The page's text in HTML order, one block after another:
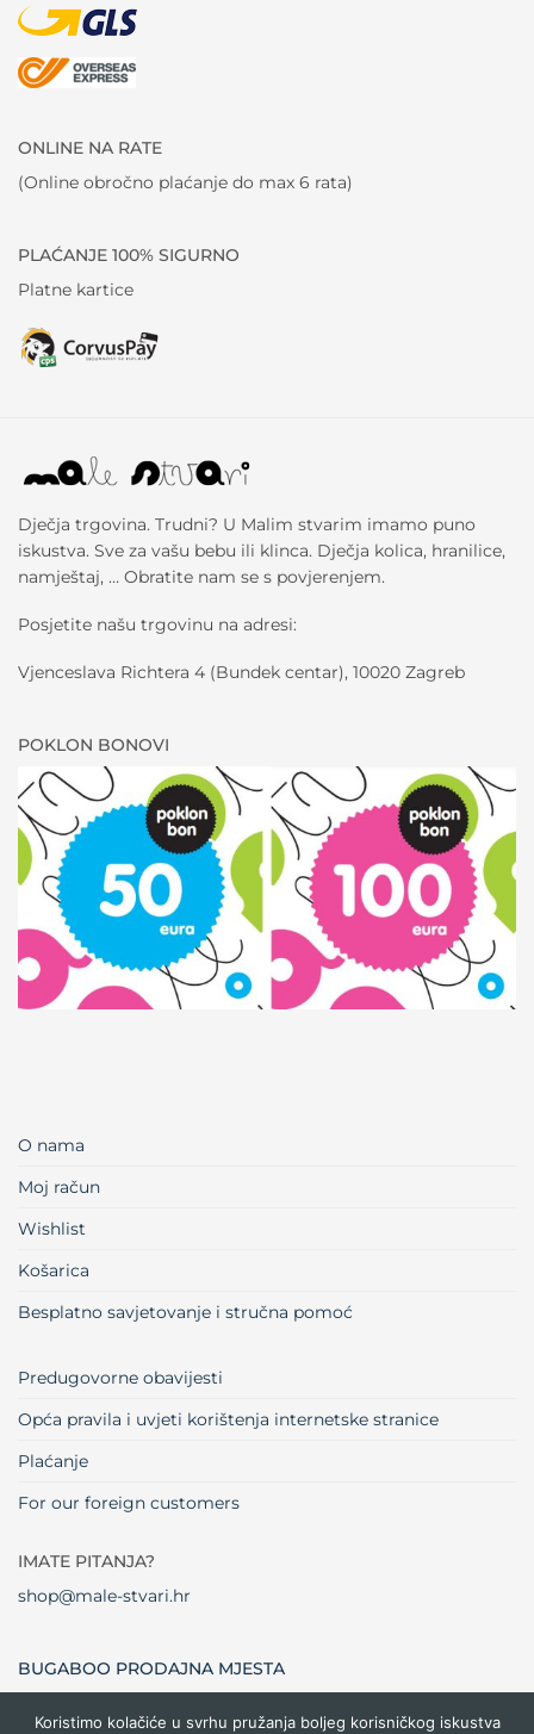
ONLINE NA RATE
(Online obročno plaćanje do max 6 rata)
PLAĆANJE 100% SIGURNO
Platne kartice
Dječja trgovina. Trudni? U Malim stvarim imamo puno
iskustva. Sve za vašu bebu ili klinca. Dječja kolica, hranilice,
namještaj, … Obratite nam se s povjerenjem.
Posjetite našu trgovinu na adresi:
Vjenceslava Richtera 4 (Bundek centar), 10020 Zagreb
POKLON BONOVI
O nama
Moj račun
Wishlist
Košarica
Besplatno savjetovanje i stručna pomoć
Predugovorne obavijesti
Opća pravila i uvjeti korištenja internetske stranice
Plaćanje
For our foreign customers
IMATE PITANJA?
shop@male-stvari.hr
BUGABOO PRODAJNA MJESTA
Koristimo kolačiće u svrhu pružanja boljeg korisničkog iskustva